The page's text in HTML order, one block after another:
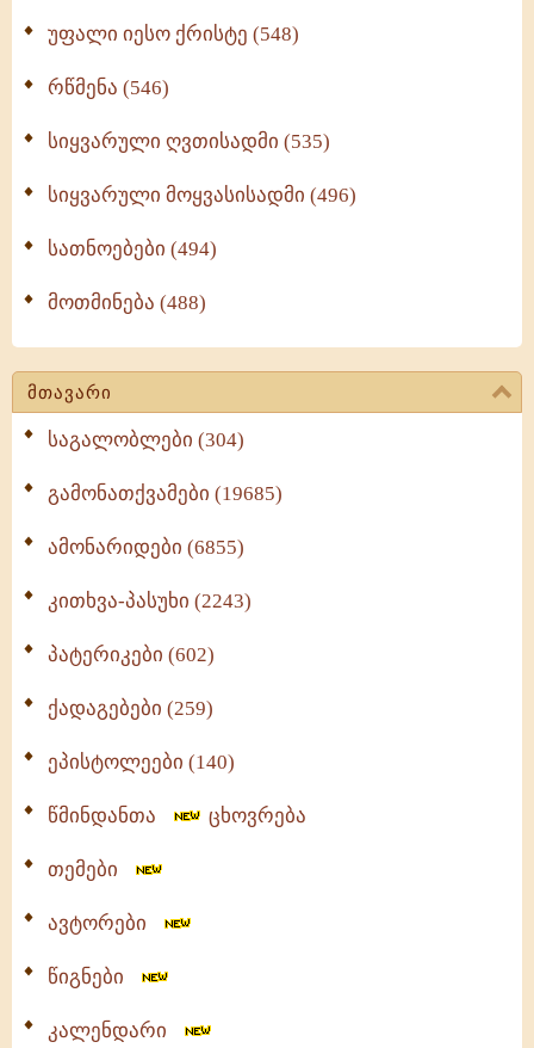
უფალი იესო ქრისტე (548)
რწმენა (546)
სიყვარული ღვთისადმი (535)
სიყვარული მოყვასისადმი (496)
სათნოებები (494)
მოთმინება (488)
მთავარი
საგალობლები (304)
გამონათქვამები (19685)
ამონარიდები (6855)
კითხვა-პასუხი (2243)
პატერიკები (602)
ქადაგებები (259)
ეპისტოლეები (140)
წმინდანთა ცხოვრება
თემები
ავტორები
წიგნები
კალენდარი